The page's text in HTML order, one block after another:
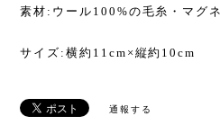
素材:ウール100%の毛糸・マグ
サイズ:横約11cm×縦約10cm
通報する